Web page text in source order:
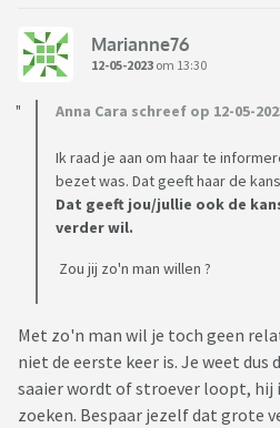
Marianne76
12-05-2023 om 13:30
Anna Cara schreef op 12-05-
Ik raad je aan om haar te
bezet was. Dat geeft haar de
Dat geeft jou/jullie ook de
verder wil.
Zou jij zo'n man willen ?
Met zo'n man wil je toch geen
niet de eerste keer is. Je weet
saaier wordt of stroever loopt, hij
zoeken. Bespaar jezelf dat grote